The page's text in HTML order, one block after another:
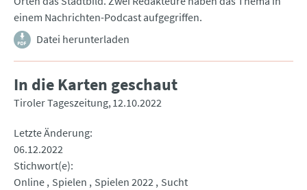
einem Nachrichten-Podcast aufgegriffen.
Datei herunterladen
In die Karten geschaut
Tiroler Tageszeitung 12.10.2022
Letzte Änderung
06.12.2022
Stichwort(e)
Online Spielen Spielen 2022 Sucht